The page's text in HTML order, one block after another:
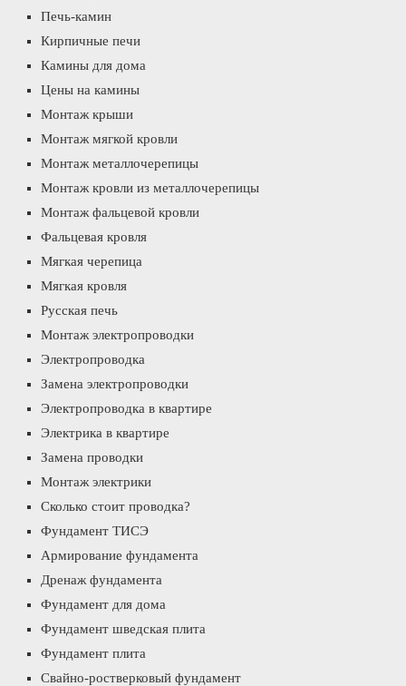
Печь-камин
Кирпичные печи
Камины для дома
Цены на камины
Монтаж крыши
Монтаж мягкой кровли
Монтаж металлочерепицы
Монтаж кровли из металлочерепицы
Монтаж фальцевой кровли
Фальцевая кровля
Мягкая черепица
Мягкая кровля
Русская печь
Монтаж электропроводки
Электропроводка
Замена электропроводки
Электропроводка в квартире
Электрика в квартире
Замена проводки
Монтаж электрики
Сколько стоит проводка?
Фундамент ТИСЭ
Армирование фундамента
Дренаж фундамента
Фундамент для дома
Фундамент шведская плита
Фундамент плита
Свайно-ростверковый фундамент